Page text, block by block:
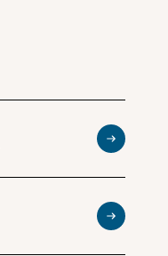
Lees meer
Lees meer